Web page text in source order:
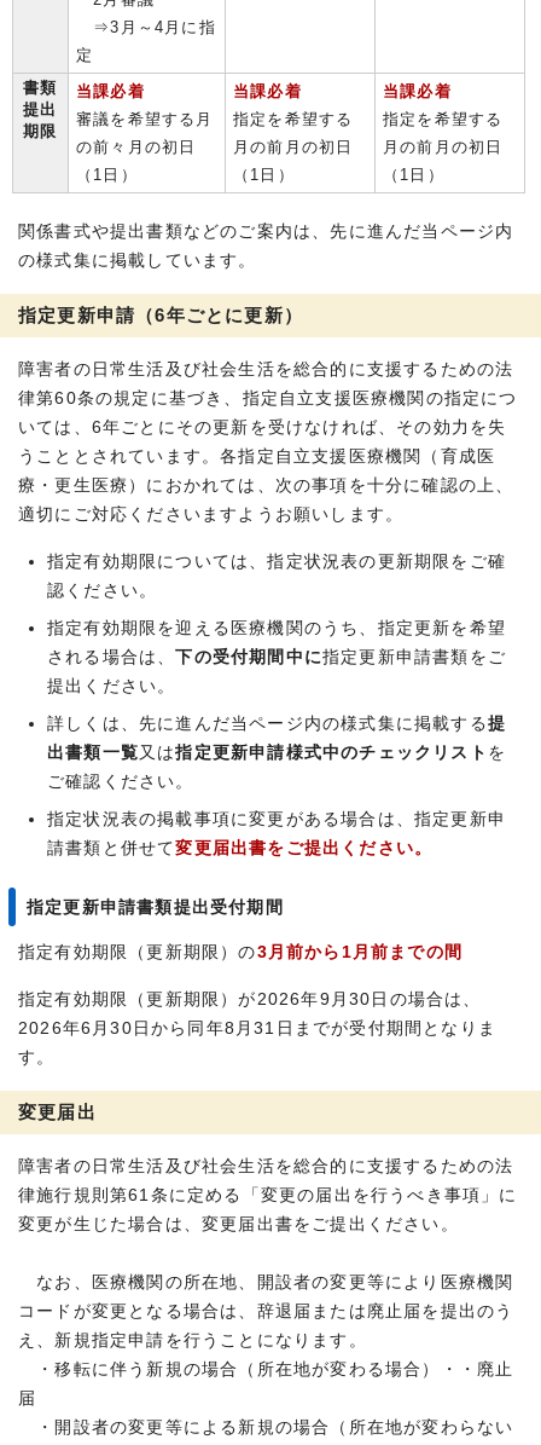
⇒3月～4月に指
定
書類
提出
期限
当課必着
審議を希望する月
の前々月の初日
（1日）
当課必着
指定を希望する
月の前月の初日
（1日）
当課必着
指定を希望する
月の前月の初日
（1日）
関係書式や提出書類などのご案内は、先に進んだ当ページ内
の様式集に掲載しています。
指定更新申請（6年ごとに更新）
障害者の日常生活及び社会生活を総合的に支援するための法
律第60条の規定に基づき、指定自立支援医療機関の指定につ
いては、6年ごとにその更新を受けなければ、その効力を失
うこととされています。各指定自立支援医療機関（育成医
療・更生医療）におかれては、次の事項を十分に確認の上、
適切にご対応くださいますようお願いします。
指定有効期限については、指定状況表の更新期限をご確
認ください。
指定有効期限を迎える医療機関のうち、指定更新を希望
される場合は、下の受付期間中に指定更新申請書類をご
提出ください。
詳しくは、先に進んだ当ページ内の様式集に掲載する 提
出書類一覧 又は指定更新申請様式中のチェックリスト を
ご確認ください。
指定状況表の掲載事項に変更がある場合は、指定更新申
請書類と併せて変更届出書をご提出ください。
指定更新申請書類提出受付期間
指定有効期限（更新期限）の3月前から1月前までの間
指定有効期限（更新期限）が2026年9月30日の場合は、
2026年6月30日から同年8月31日までが受付期間となりま
す。
変更届出
障害者の日常生活及び社会生活を総合的に支援するための法
律施行規則第61条に定める「変更の届出を行うべき事項」に
変更が生じた場合は、変更届出書をご提出ください。
なお、医療機関の所在地、開設者の変更等により医療機関
コードが変更となる場合は、辞退届または廃止届を提出のう
え、新規指定申請を行うことになります。
・移転に伴う新規の場合（所在地が変わる場合）・・廃止
届
・開設者の変更等による新規の場合（所在地が変わらない